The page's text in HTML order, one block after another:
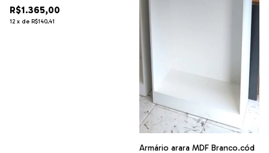
R$1.365,00
12 x de R$140,41
Armário arara MDF Branco.cód